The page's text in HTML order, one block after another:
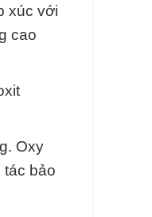
xúc với
cao
Oxy
tác bảo